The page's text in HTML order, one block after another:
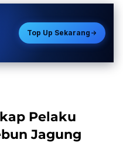
Top Up Sekarang
Pelaku
Jagung